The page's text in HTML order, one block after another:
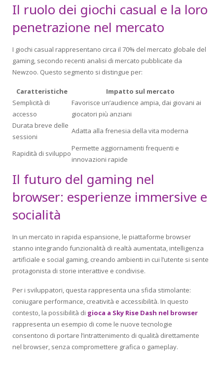
Il ruolo dei giochi casual e la loro
penetrazione nel mercato
I giochi casual rappresentano circa il 70% del mercato globale del
gaming, secondo recenti analisi di mercato pubblicate da
Newzoo. Questo segmento si distingue per:
Caratteristiche
Impatto sul mercato
Semplicità di
accesso
Favorisce un’audience ampia, dai giovani ai
giocatori più anziani
Durata breve delle
sessioni
Adatta alla frenesia della vita moderna
Rapidità di sviluppo
Permette aggiornamenti frequenti e
innovazioni rapide
Il futuro del gaming nel
browser: esperienze immersive e
socialità
In un mercato in rapida espansione, le piattaforme browser
stanno integrando funzionalità di realtà aumentata, intelligenza
artificiale e social gaming, creando ambienti in cui l’utente si sente
protagonista di storie interattive e condivise.
Per i sviluppatori, questa rappresenta una sfida stimolante:
coniugare performance, creatività e accessibilità. In questo
contesto, la possibilità di gioca a Sky Rise Dash nel browser
rappresenta un esempio di come le nuove tecnologie
consentono di portare l’intrattenimento di qualità direttamente
nel browser, senza compromettere grafica o gameplay.